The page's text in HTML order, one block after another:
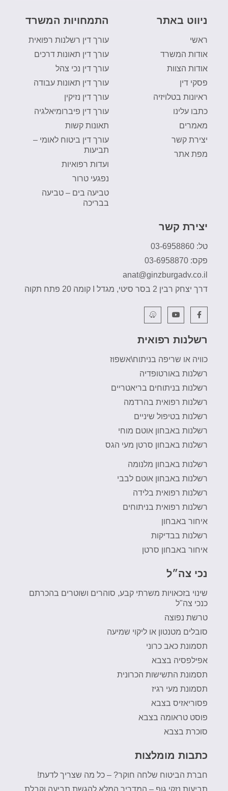
ניווט באתר
ראשי
אודות המשרד
אודות הצוות
פסקי דין
ראיונות בטלויזיה
כתבו עלינו
מאמרים
יצירת קשר
מפת אתר
התמחויות המשרד
עורך דין רשלנות רפואית
עורך דין תאונות דרכים
עורך דין נכי צהל
עורך דין תאונות עבודה
עורך דין נזיקין
עורך דין פיברומיאלגיה
תאונות קשות
עורך דין ביטוח לאומי –
תביעות
ועדות רפואיות
נפגעי טרור
טביעה בים – טביעה
בבריכה
יצירת קשר
טל: 03-6958860
פקס: 03-6958870
anat@ginzburgadv.co.il
דרך יצחק רבין 2 בסר סיטי, מגדל I קומה 20 פתח תקוה
רשלנות רפואית
כוויה או שריפה בניתוח\אשפוז
רשלנות באורטופדיה
רשלנות בניתוחים בריאטריים
רשלנות רפואית בהרדמה
רשלנות בטיפול שיניים
רשלנות באבחון אוטם מוחי
רשלנות באבחון סרטן מעי הגס
רשלנות באבחון מלנומה
רשלנות באבחון אוטם לבבי
רשלנות רפואית בלידה
רשלנות רפואית בניתוחים
איחור באבחון
רשלנות בבדיקות
איחור באבחון סרטן
נכי צה״ל
שינוי בזכאויות משרתי קבע, סוהרים ושוטרים בהכרתם
כנכי צה"ל
טרשת נפוצה
סובלים מטנטון או ליקוי שמיעה
תסמונת כאב כרוני
אפילפסיה בצבא
תסמונת התשישות הכרונית
תסמונת מעי רגיז
פסוריאזיס בצבא
פוסט טראומה בצבא
סוכרת בצבא
כתבות מומלצות
חברת הביטוח שלחה חוקר? – כל מה שצריך לדעת!